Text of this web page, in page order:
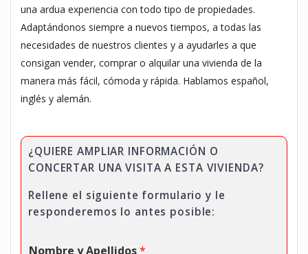
una ardua experiencia con todo tipo de propiedades.
Adaptándonos siempre a nuevos tiempos, a todas las
necesidades de nuestros clientes y a ayudarles a que
consigan vender, comprar o alquilar una vivienda de la
manera más fácil, cómoda y rápida. Hablamos español,
inglés y alemán.
¿QUIERE AMPLIAR INFORMACIÓN O
CONCERTAR UNA VISITA A ESTA VIVIENDA?
Rellene el siguiente formulario y le
responderemos lo antes posible:
Nombre y Apellidos*